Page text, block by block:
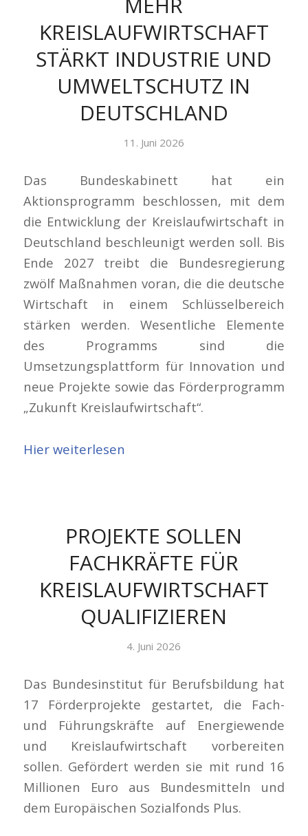
KREISLAUFWIRTSCHAFT
STÄRKT INDUSTRIE UND
UMWELTSCHUTZ IN
DEUTSCHLAND
11. Juni 2026
Das Bundeskabinett hat ein
Aktionsprogramm beschlossen, mit dem
die Entwicklung der Kreislaufwirtschaft in
Deutschland beschleunigt werden soll. Bis
Ende 2027 treibt die Bundesregierung
zwölf Maßnahmen voran, die die deutsche
Wirtschaft in einem Schlüsselbereich
stärken werden. Wesentliche Elemente
des Programms sind die
Umsetzungsplattform für Innovation und
neue Projekte sowie das Förderprogramm
„Zukunft Kreislaufwirtschaft“.
Hier weiterlesen
PROJEKTE SOLLEN
FACHKRÄFTE FÜR
KREISLAUFWIRTSCHAFT
QUALIFIZIEREN
4. Juni 2026
Das Bundesinstitut für Berufsbildung hat
17 Förderprojekte gestartet, die Fach-
und Führungskräfte auf Energiewende
und Kreislaufwirtschaft vorbereiten
sollen. Gefördert werden sie mit rund 16
Millionen Euro aus Bundesmitteln und
dem Europäischen Sozialfonds Plus.